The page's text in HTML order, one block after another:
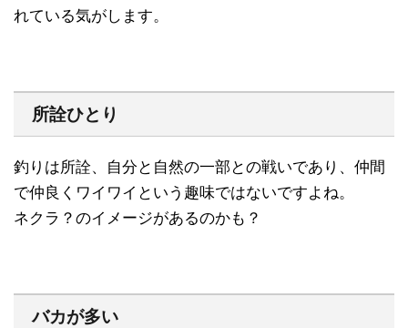
れている気がします。
所詮ひとり
釣りは所詮、自分と自然の一部との戦いであり、仲間
で仲良くワイワイという趣味ではないですよね。
ネクラ？のイメージがあるのかも？
バカが多い